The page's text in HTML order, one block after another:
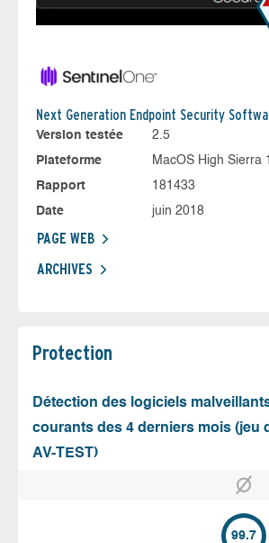
Next Generation Endpoint Security
Version testée
2.5
Plateforme
MacOS High Sierra
Rapport
181433
Date
juin 2018
PAGE WEB
ARCHIVES
Protection
Détection des logiciels
courants des 4 derniers mois (jeu
AV-TEST)
99.7